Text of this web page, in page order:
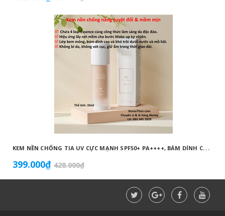
K
EM NỀN CHỐNG TIA UV CỰC MẠNH SPF50+ PA++++, BÁM DÍNH CAO, KHÔNG VÓN CỤC, DƯỠNG ẨM VÀ DƯỠNG TRẮNG DA HOÀN HẢO NO.23 (MÀU BEIGE) - ATOMY BB ABSOLUTE 23 - 애터미 앱솔루트 BB - АТОМИ АБСОЛЮТ BB №23
399.000₫ 428.000₫